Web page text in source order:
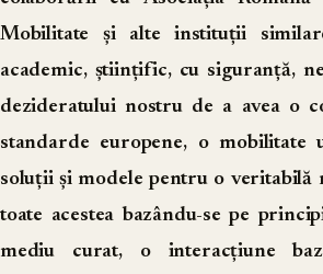
Mobilitate și alte instituții
academic, științific, cu siguranță,
dezideratului nostru de a avea o
standarde europene, o mobilitate
soluții și modele pentru o veritabilă
toate acestea bazându-se pe
mediu curat, o interacțiune